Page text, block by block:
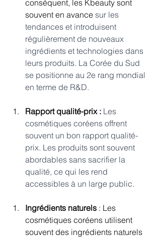
conséquent, les Kbeauty sont
souvent en avance sur les
tendances et introduisent
régulièrement de nouveaux
ingrédients et technologies dans
leurs produits. La Corée du Sud
se positionne au 2e rang mondial
en terme de R&D.
Rapport qualité-prix : Les
cosmétiques coréens offrent
souvent un bon rapport qualité-
prix. Les produits sont souvent
abordables sans sacrifier la
qualité, ce qui les rend
accessibles à un large public.
Ingrédients naturels : Les
cosmétiques coréens utilisent
souvent des ingrédients naturels